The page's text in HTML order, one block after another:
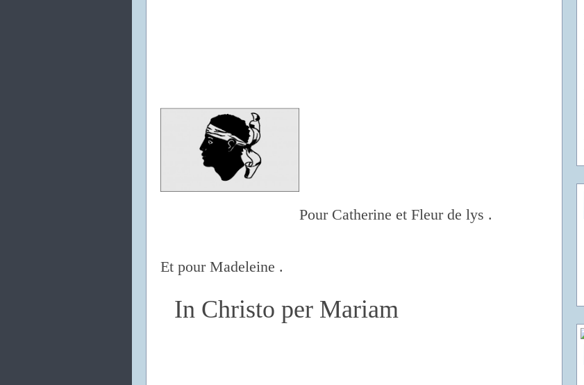
Pour Catherine et Fleur de lys .
Et pour Madeleine .
In Christo per Mariam